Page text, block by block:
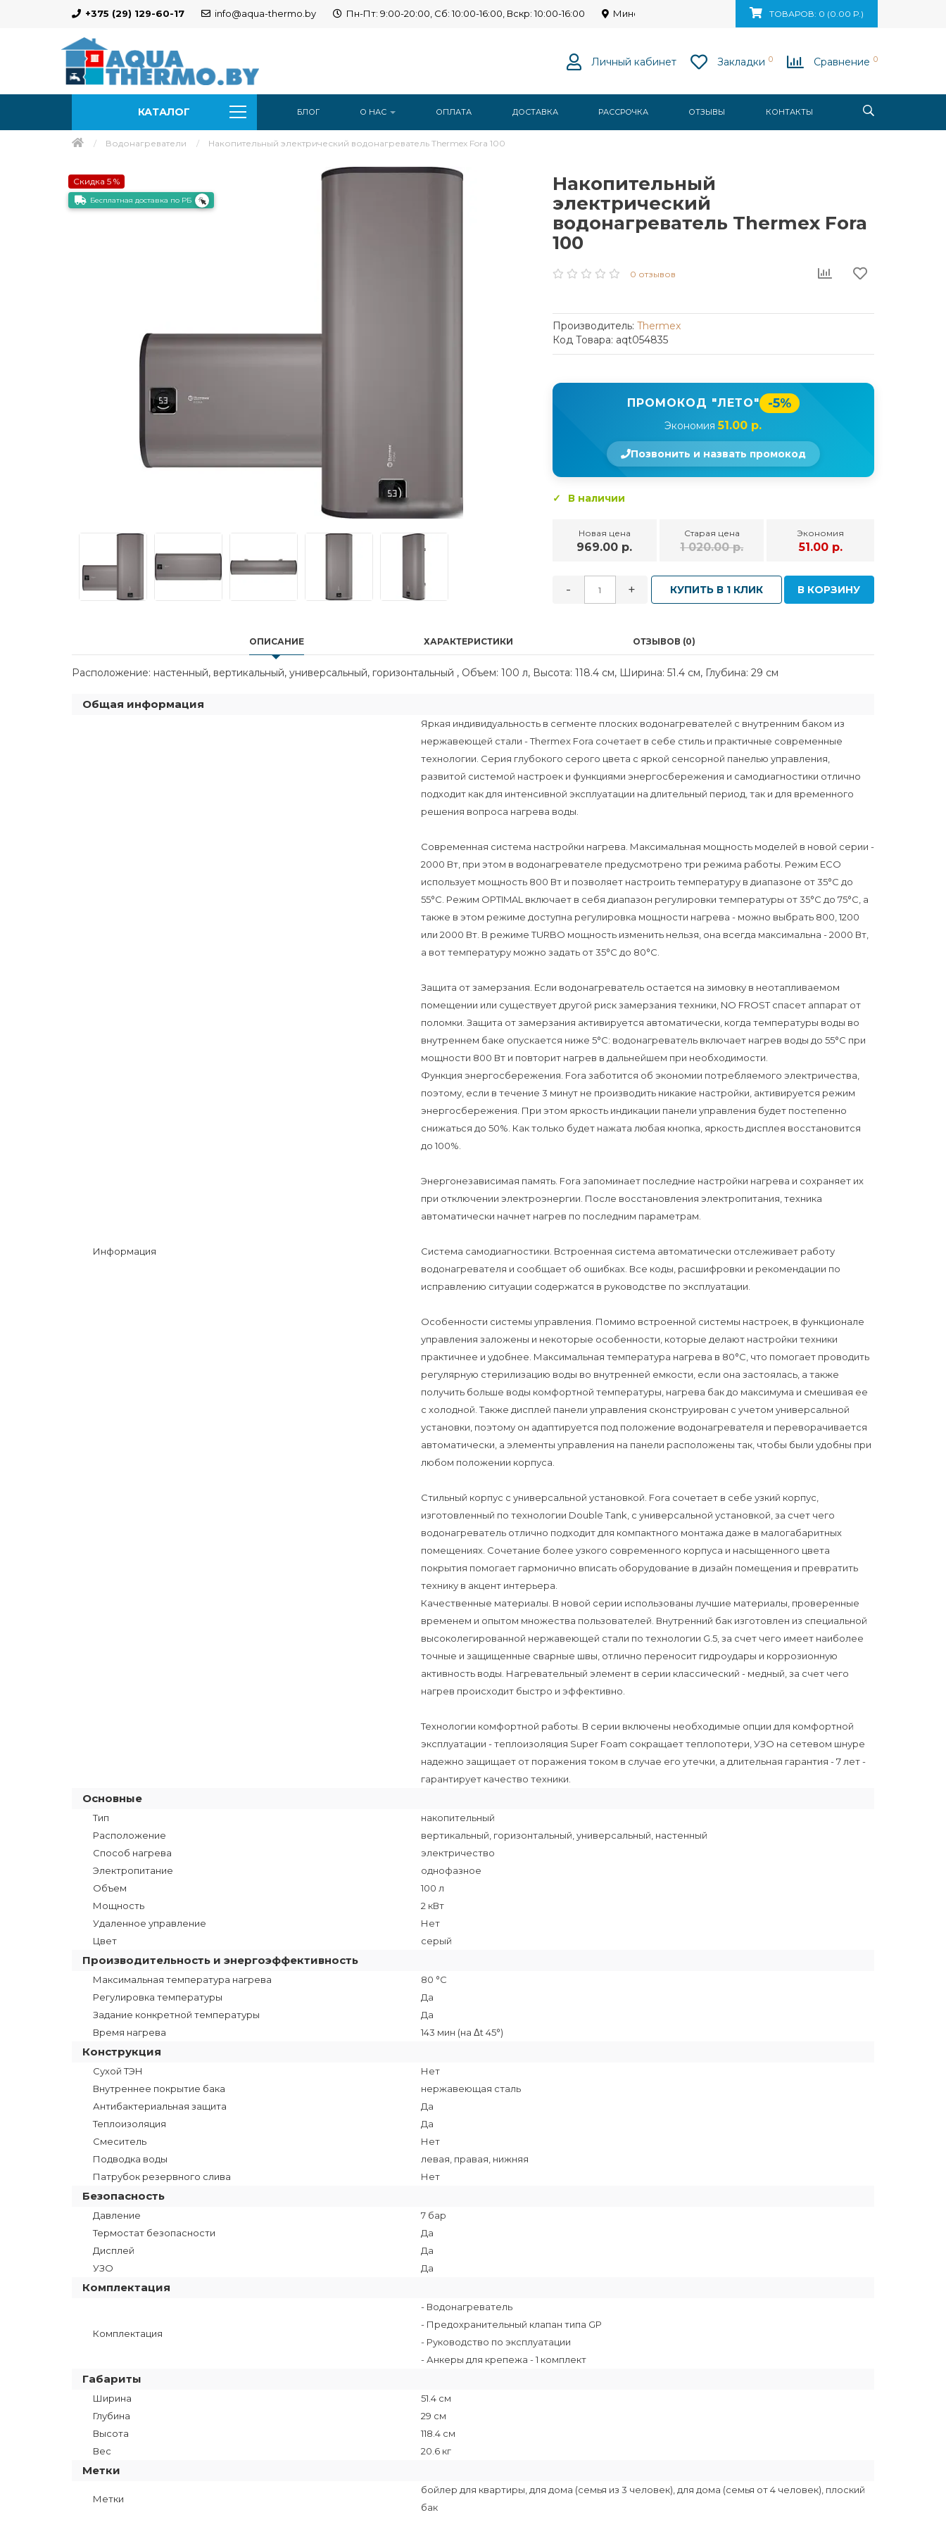
+375 (29) 129-60-17 info@aqua-thermo.by Пн-Пт: 9:00-20:00, Сб: 10:00-16:00, Вскр: 10:00-16:00 Минск, ул. Ваупшасова, д. 10, пом. 131ТОВАРОВ: 0 (0.00 Р.)
Личный кабинет Закладки 0 Сравнение 0
КАТАЛОГ БЛОГ О НАС ОПЛАТА ДОСТАВКА РАССРОЧКА ОТЗЫВЫ КОНТАКТЫ
Водонагреватели Накопительный электрический водонагреватель Thermex Fora 100
Скидка 5 %
Бесплатная доставка по РБ
Накопительный
электрический
водонагреватель Thermex Fora
100
0 отзывов
Производитель: Thermex
Код Товара: aqt054835
ПРОМОКОД "ЛЕТО" -5%
Экономия51.00 р.
Позвонить и назвать промокод
В наличии
Новая цена
969.00 р.
Старая цена
1 020.00 р.
Экономия
51.00 р.
- + КУПИТЬ В 1 КЛИК В КОРЗИНУ
ОПИСАНИЕ ХАРАКТЕРИСТИКИ ОТЗЫВОВ (0)
Расположение: настенный, вертикальный, универсальный, горизонтальный , Объем: 100 л, Высота: 118.4 см, Ширина: 51.4 см, Глубина: 29 см
Общая информация
Информация
Яркая индивидуальность в сегменте плоских водонагревателей с внутренним баком из
нержавеющей стали - Thermex Fora сочетает в себе стиль и практичные современные
технологии. Серия глубокого серого цвета с яркой сенсорной панелью управления,
развитой системой настроек и функциями энергосбережения и самодиагностики отлично
подходит как для интенсивной эксплуатации на длительный период, так и для временного
решения вопроса нагрева воды.
Современная система настройки нагрева. Максимальная мощность моделей в новой серии -
2000 Вт, при этом в водонагревателе предусмотрено три режима работы. Режим ECO
использует мощность 800 Вт и позволяет настроить температуру в диапазоне от 35°С до
55°С. Режим OPTIMAL включает в себя диапазон регулировки температуры от 35°С до 75°С, а
также в этом режиме доступна регулировка мощности нагрева - можно выбрать 800, 1200
или 2000 Вт. В режиме TURBO мощность изменить нельзя, она всегда максимальна - 2000 Вт,
а вот температуру можно задать от 35°С до 80°С.
Защита от замерзания. Если водонагреватель остается на зимовку в неотапливаемом
помещении или существует другой риск замерзания техники, NO FROST спасет аппарат от
поломки. Защита от замерзания активируется автоматически, когда температуры воды во
внутреннем баке опускается ниже 5°С: водонагреватель включает нагрев воды до 55°С при
мощности 800 Вт и повторит нагрев в дальнейшем при необходимости.
Функция энергосбережения. Forа заботится об экономии потребляемого электричества,
поэтому, если в течение 3 минут не производить никакие настройки, активируется режим
энергосбережения. При этом яркость индикации панели управления будет постепенно
снижаться до 50%. Как только будет нажата любая кнопка, яркость дисплея восстановится
до 100%.
Энергонезависимая память. Forа запоминает последние настройки нагрева и сохраняет их
при отключении электроэнергии. После восстановления электропитания, техника
автоматически начнет нагрев по последним параметрам.
Система самодиагностики. Встроенная система автоматически отслеживает работу
водонагревателя и сообщает об ошибках. Все коды, расшифровки и рекомендации по
исправлению ситуации содержатся в руководстве по эксплуатации.
Особенности системы управления. Помимо встроенной системы настроек, в функционале
управления заложены и некоторые особенности, которые делают настройки техники
практичнее и удобнее. Максимальная температура нагрева в 80°С, что помогает проводить
регулярную стерилизацию воды во внутренней емкости, если она застоялась, а также
получить больше воды комфортной температуры, нагрева бак до максимума и смешивая ее
с холодной. Также дисплей панели управления сконструирован с учетом универсальной
установки, поэтому он адаптируется под положение водонагревателя и переворачивается
автоматически, а элементы управления на панели расположены так, чтобы были удобны при
любом положении корпуса.
Стильный корпус с универсальной установкой. Forа сочетает в себе узкий корпус,
изготовленный по технологии Double Tank, с универсальной установкой, за счет чего
водонагреватель отлично подходит для компактного монтажа даже в малогабаритных
помещениях. Сочетание более узкого современного корпуса и насыщенного цвета
покрытия помогает гармонично вписать оборудование в дизайн помещения и превратить
технику в акцент интерьера.
Качественные материалы. В новой серии использованы лучшие материалы, проверенные
временем и опытом множества пользователей. Внутренний бак изготовлен из специальной
высоколегированной нержавеющей стали по технологии G.5, за счет чего имеет наиболее
точные и защищенные сварные швы, отлично переносит гидроудары и коррозионную
активность воды. Нагревательный элемент в серии классический - медный, за счет чего
нагрев происходит быстро и эффективно.
Технологии комфортной работы. В серии включены необходимые опции для комфортной
эксплуатации - теплоизоляция Super Foam сокращает теплопотери, УЗО на сетевом шнуре
надежно защищает от поражения током в случае его утечки, а длительная гарантия - 7 лет -
гарантирует качество техники.
Основные
Тип
накопительный
Расположение
вертикальный, горизонтальный, универсальный, настенный
Способ нагрева
электричество
Электропитание
однофазное
Объем
100 л
Мощность
2 кВт
Удаленное управление
Нет
Цвет
серый
Производительность и энергоэффективность
Максимальная температура нагрева
80 °C
Регулировка температуры
Да
Задание конкретной температуры
Да
Время нагрева
143 мин (на Δt 45°)
Конструкция
Сухой ТЭН
Нет
Внутреннее покрытие бака
нержавеющая сталь
Антибактериальная защита
Да
Теплоизоляция
Да
Смеситель
Нет
Подводка воды
левая, правая, нижняя
Патрубок резервного слива
Нет
Безопасность
Давление
7 бар
Термостат безопасности
Да
Дисплей
Да
УЗО
Да
Комплектация
Комплектация
- Водонагреватель
- Предохранительный клапан типа GP
- Руководство по эксплуатации
- Анкеры для крепежа - 1 комплект
Габариты
Ширина
51.4 см
Глубина
29 см
Высота
118.4 см
Вес
20.6 кг
Метки
Метки
бойлер для квартиры, для дома (семья из 3 человек), для дома (семья от 4 человек), плоский
бак